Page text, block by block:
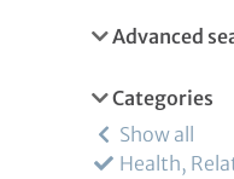
Advanced
Categories
Show all
Health,